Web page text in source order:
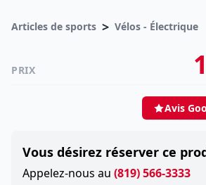
Articles de sports > Vélos - Électrique
PRIX
Avis
Vous désirez réserver ce
Appelez-nous au (819) 566-3333